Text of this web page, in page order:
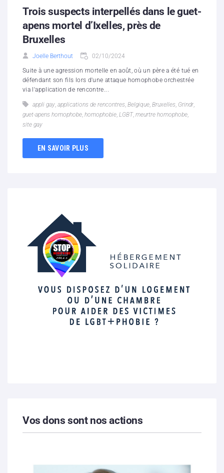
Trois suspects interpellés dans le guet-
apens mortel d’Ixelles, près de
Bruxelles
Joelle Berthout 02/10/2024
Suite à une agression mortelle en août, où un père a été tué en
défendant son fils lors d'une attaque homophobe orchestrée
via l'application de rencontre...
appli gay, applications de rencontres, Belgique, Bruxelles, Grindr,
guet-apens homophobe, homophobie, LGBT, meurtre homophobe,
site gay
EN SAVOIR PLUS
Vos dons sont nos actions